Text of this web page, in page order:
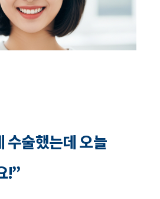
수술했는데 오늘
!”